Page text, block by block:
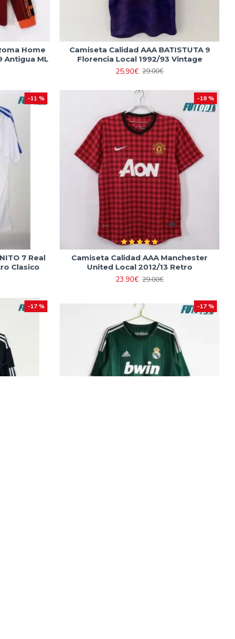
Home
Antigua ML
Camiseta Calidad AAA BATISTUTA 9
Florencia Local 1992/93 Vintage
25.90€ 29.00€
-11 %
7 Real
Clasico
-18 %
Camiseta Calidad AAA Manchester
United Local 2012/13 Retro
23.90€ 29.00€
-17 % -17 %